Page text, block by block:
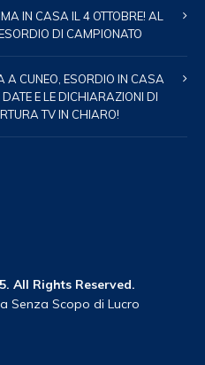
IN CASA IL 4 OTTOBRE! AL
DI CAMPIONATO
CUNEO, ESORDIO IN CASA
E LE DICHIARAZIONI DI
TV IN CHIARO!
All Rights Reserved.
Senza Scopo di Lucro